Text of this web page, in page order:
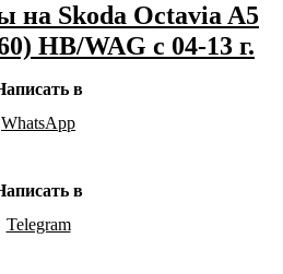
на Skoda Octavia A5
HB/WAG с 04-13 г.
в
WhatsApp
в
Telegram